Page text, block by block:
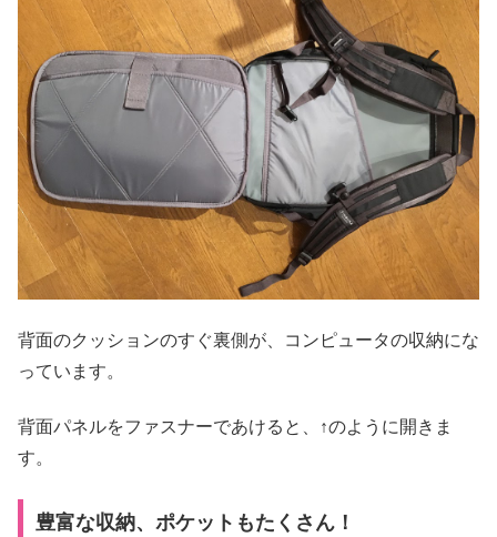
背面のクッションのすぐ裏側が、コンピュータの収納にな
っています。
背面パネルをファスナーであけると、↑のように開きま
す。
豊富な収納、ポケットもたくさん！